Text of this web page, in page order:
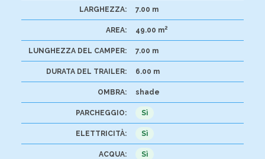
LARGHEZZA: 7.00 m
AREA: 49.00 m2
LUNGHEZZA DEL CAMPER: 7.00 m
DURATA DEL TRAILER: 6.00 m
OMBRA: shade
PARCHEGGIO: Sì
ELETTRICITÀ: Sì
ACQUA: Sì